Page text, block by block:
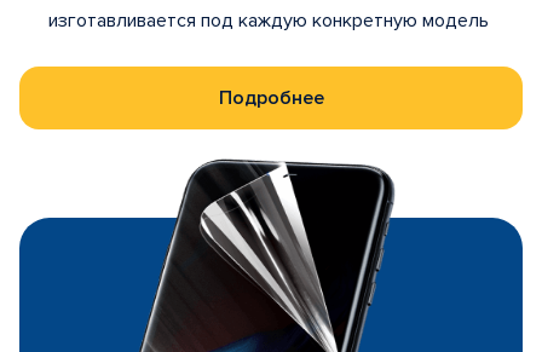
изготавливается под каждую конкретную модель
Подробнее